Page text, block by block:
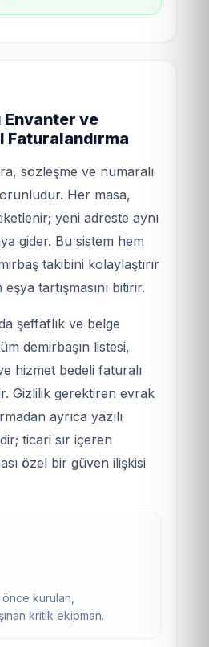
Envanter ve
Faturalandırma
sözleşme ve numaralı
Her masa,
yeni adreste aynı
gider. Bu sistem hem
takibini kolaylaştırır
tartışmasını bitirir.
şeffaflık ve belge
demirbaşın listesi,
hizmet bedeli faturalı
Gizlilik gerektiren evrak
ayrıca yazılı
ticari sır içeren
özel bir güven ilişkisi
kurulan,
kritik ekipman.